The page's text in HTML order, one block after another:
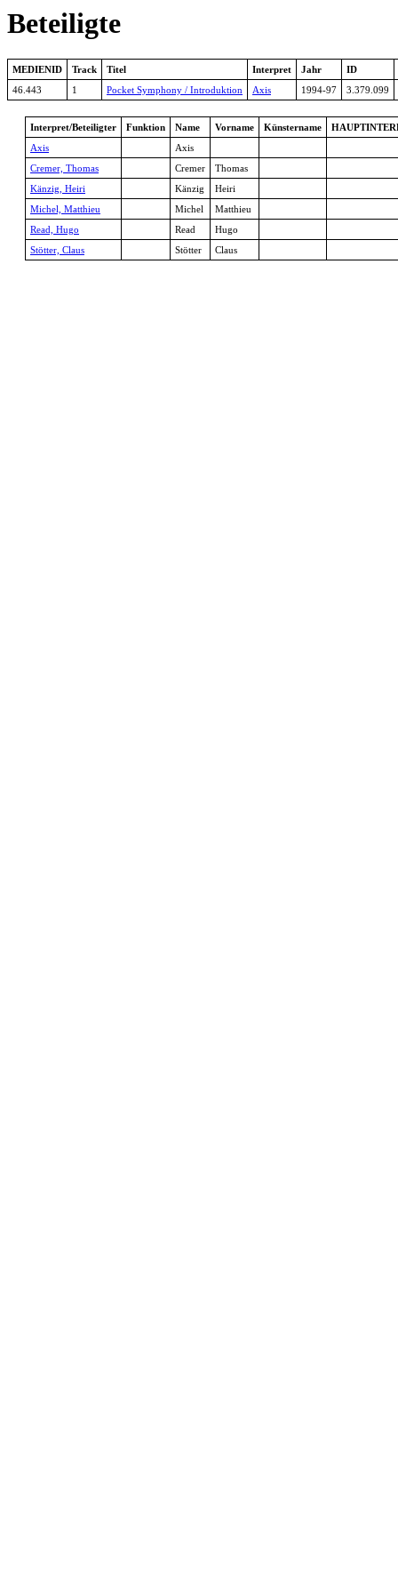
Beteiligte
MEDIENID Track Titel Interpret Jahr
ID
46.443
1 Pocket Symphony / Introduktion Axis 1994-97 3.379.099
Interpret/Beteiligter Funktion Name Vorname Künstername
Axis
Axis
Cremer, Thomas
Cremer
Thomas
Känzig, Heiri
Känzig
Heiri
Michel, Matthieu
Michel
Matthieu
Read, Hugo
Read
Hugo
Stötter, Claus
Stötter Claus